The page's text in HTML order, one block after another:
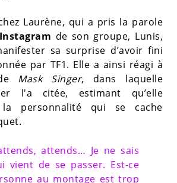
Laurène, qui a pris la parole
de son groupe, Lunis,
sa surprise d’avoir fini
par TF1. Elle a ainsi réagi à
Mask Singer, dans laquelle
l'a citée, estimant qu’elle
personnalité qui se cache
attends… Je ne sais
vient de se passer. Est-ce
au montage est trop